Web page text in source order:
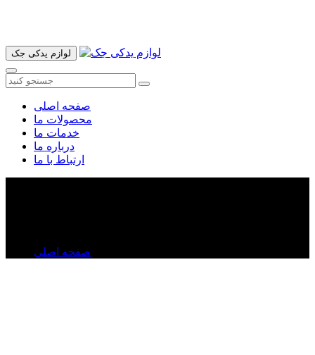
لوازم یدکی جک
صفحه اصلی
محصولات ما
خدمات ما
درباره ما
ارتباط با ما
صفحه اصلی